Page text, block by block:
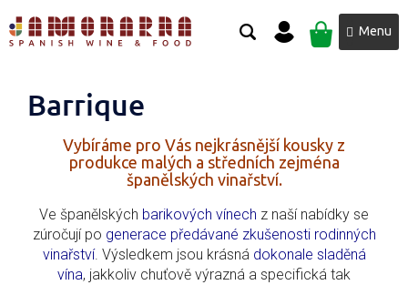
na
obsah
NÁKUPNÍ
KOŠÍK
Barrique
Vybíráme pro Vás nejkrásnější kousky z
produkce malých a středních zejména
španělských vinařství.
Ve španělských barikových vínech z naší nabídky se
zúročují po generace předávané zkušenosti rodinných
vinařství. Výsledkem jsou krásná dokonale sladěná
vína, jakkoliv chuťově výrazná a specifická tak